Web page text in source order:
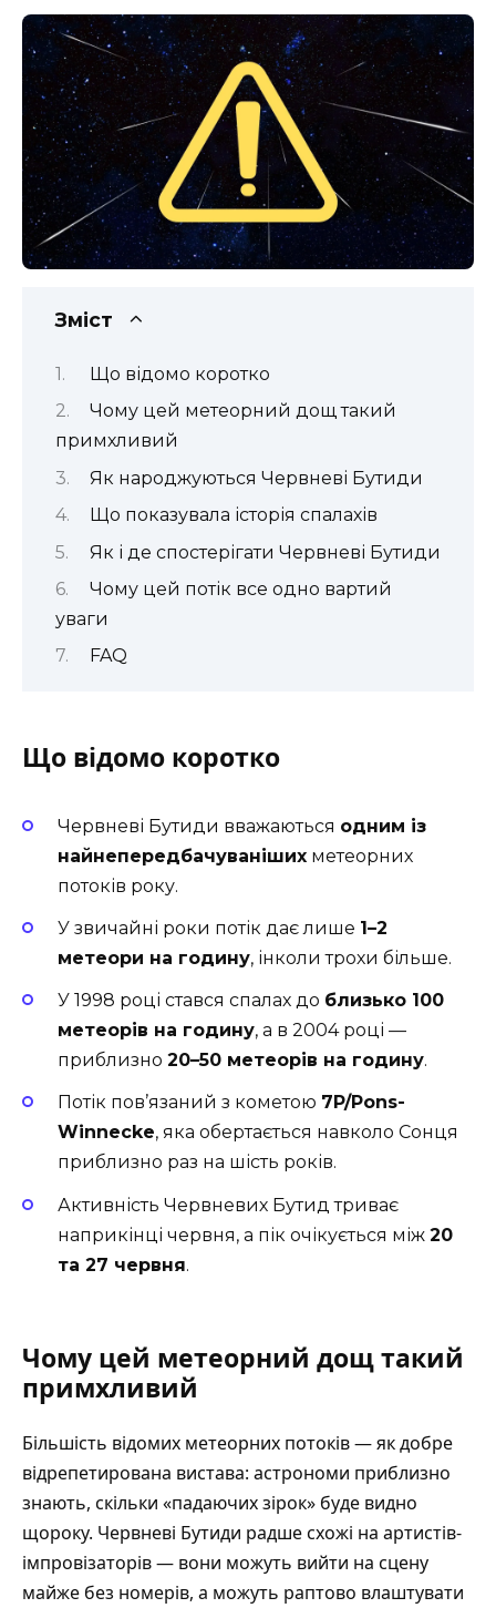
Зміст
Що відомо коротко
Чому цей метеорний дощ такий
примхливий
Як народжуються Червневі Бутиди
Що показувала історія спалахів
Як і де спостерігати Червневі Бутиди
Чому цей потік все одно вартий
уваги
FAQ
Що відомо коротко
Червневі Бутиди вважаються одним із
найнепередбачуваніших метеорних
потоків року.
У звичайні роки потік дає лише 1–2
метеори на годину, інколи трохи більше.
У 1998 році стався спалах до близько 100
метеорів на годину, а в 2004 році —
приблизно 20–50 метеорів на годину.
Потік пов’язаний з кометою 7P/Pons-
Winnecke, яка обертається навколо Сонця
приблизно раз на шість років.
Активність Червневих Бутид триває
наприкінці червня, а пік очікується між 20
та 27 червня.
Чому цей метеорний дощ такий
примхливий
Більшість відомих метеорних потоків — як добре
відрепетирована вистава: астрономи приблизно
знають, скільки «падаючих зірок» буде видно
щороку. Червневі Бутиди радше схожі на артистів-
імпровізаторів — вони можуть вийти на сцену
майже без номерів, а можуть раптово влаштувати